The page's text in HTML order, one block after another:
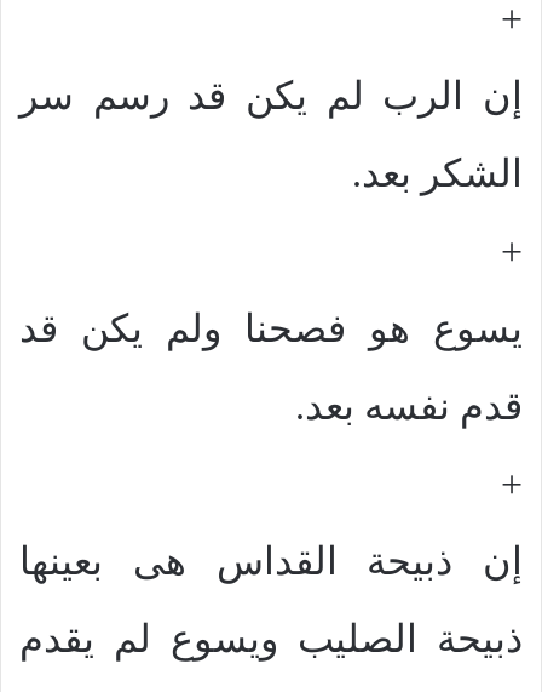
+
إن الرب لم يكن قد رسم سر
الشكر بعد.
+
يسوع هو فصحنا ولم يكن قد
قدم نفسه بعد.
+
إن ذبيحة القداس هى بعينها
ذبيحة الصليب ويسوع لم يقدم